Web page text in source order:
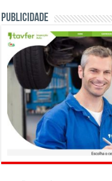
Publicidade